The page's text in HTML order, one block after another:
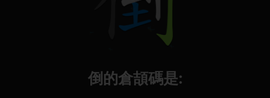
倒的倉頡碼是: